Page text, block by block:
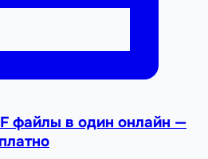
файлы в один онлайн —